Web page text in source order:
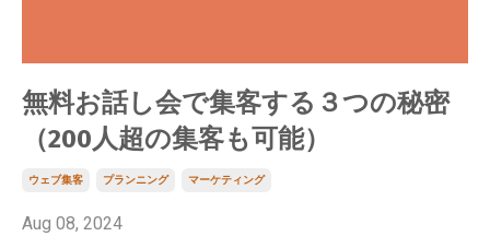
無料お話し会で集客する３つの秘密
（200人超の集客も可能）
ウェブ集客 プランニング マーケティング
Aug 08, 2024